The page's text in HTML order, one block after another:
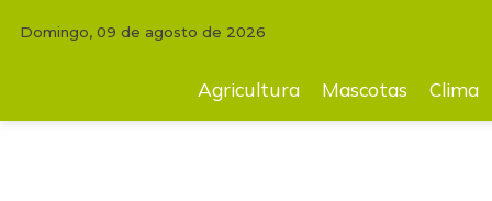
Cultivos de papa y cebolla tienen luz verde
Domingo, 09 de agosto de 2026
Agricultura Mascotas Clima